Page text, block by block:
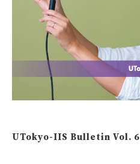
UTokyo-IIS Bulletin Vol. 6